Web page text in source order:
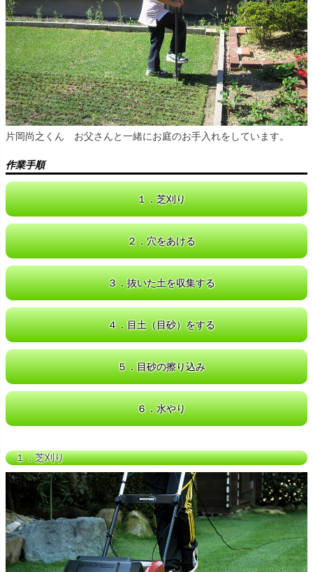
片岡尚之くん お父さんと一緒にお庭のお手入れをしています。
作業手順
１．芝刈り
２．穴をあける
３．抜いた土を収集する
４．目土（目砂）をする
５．目砂の擦り込み
６．水やり
１．芝刈り